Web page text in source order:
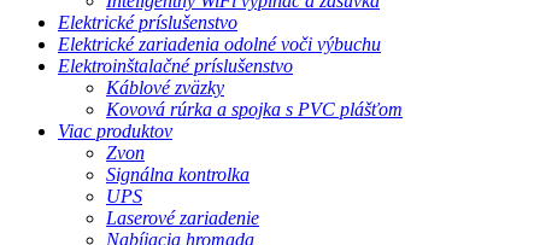
Elektrické príslušenstvo
Elektrické zariadenia odolné voči výbuchu
Elektroinštalačné príslušenstvo
Káblové zväzky
Kovová rúrka a spojka s PVC plášťom
Viac produktov
Zvon
Signálna kontrolka
UPS
Laserové zariadenie
Nabíjacia hromada